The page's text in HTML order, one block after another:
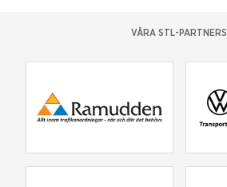
VÅRA STL-PARTNERS